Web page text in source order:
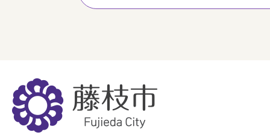
藤
枝
市